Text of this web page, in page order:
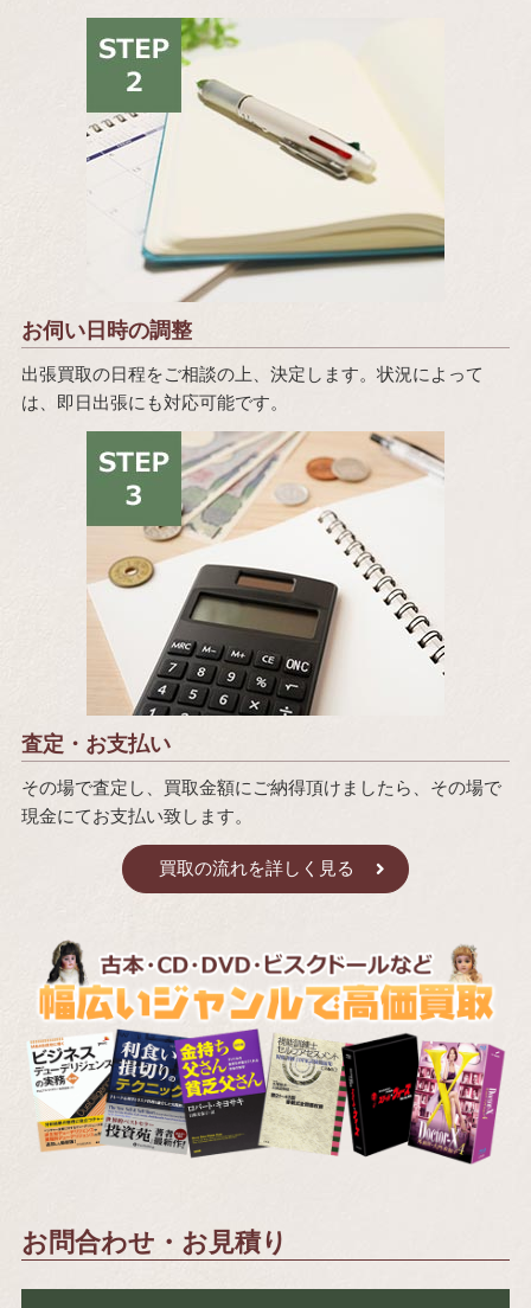
お伺い日時の調整
出張買取の日程をご相談の上、決定します。状況によって
は、即日出張にも対応可能です。
査定・お支払い
その場で査定し、買取金額にご納得頂けましたら、その場で
現金にてお支払い致します。
買取の流れを詳しく見る
お問合わせ・お見積り